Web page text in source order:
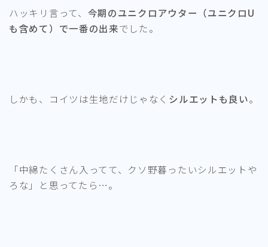
ハッキリ言って、 今期のユニクロアウター（ユニクロU
も含めて）で一番の出来でした。
しかも、コイツは生地だけじゃなく シルエットも良い。
「中綿たくさん入ってて、クソ野暮ったいシルエットや
ろな」と思ってたら…。